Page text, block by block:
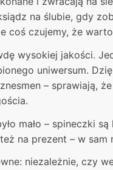
na ślubie, gdy
coś czujemy, że
wysokiej jakości.
uniwersum.
– sprawiają,
mało – spineczki
na prezent – w
niezależnie, czy